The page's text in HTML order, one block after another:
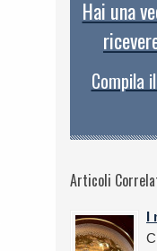
Hai una
Compila
Articoli
I